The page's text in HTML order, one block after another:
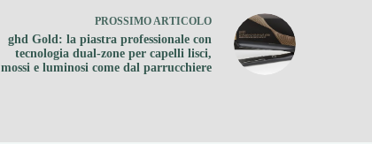
PROSSIMOARTICOLO
ghd Gold: la piastra professionale con
tecnologia dual-zone per capelli lisci,
mossi e luminosi come dal parrucchiere